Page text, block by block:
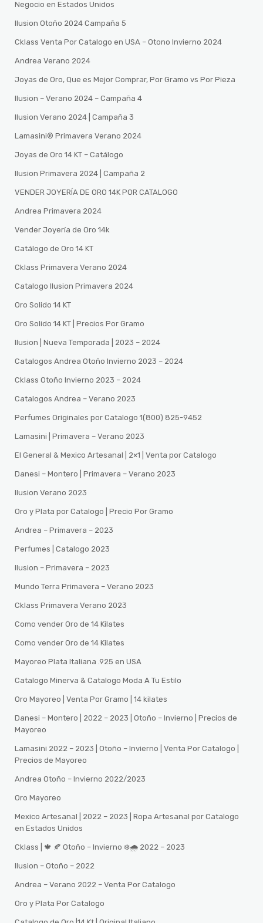
Negocio en Estados Unidos
Ilusion Otoño 2024 Campaña 5
Cklass Venta Por Catalogo en USA – Otono Invierno 2024
Andrea Verano 2024
Joyas de Oro, Que es Mejor Comprar, Por Gramo vs Por Pieza
Ilusion – Verano 2024 – Campaña 4
Ilusion Verano 2024 | Campaña 3
Lamasini®️ Primavera Verano 2024
Joyas de Oro 14 KT – Catálogo
Ilusion Primavera 2024 | Campaña 2
VENDER JOYERÍA DE ORO 14K POR CATALOGO
Andrea Primavera 2024
Vender Joyería de Oro 14k
Catálogo de Oro 14 KT
Cklass Primavera Verano 2024
Catalogo Ilusion Primavera 2024
Oro Solido 14 KT
Oro Solido 14 KT | Precios Por Gramo
Ilusion | Nueva Temporada | 2023 – 2024
Catalogos Andrea Otoño Invierno 2023 – 2024
Cklass Otoño Invierno 2023 – 2024
Catalogos Andrea – Verano 2023
Perfumes Originales por Catalogo 1(800) 825-9452
Lamasini | Primavera – Verano 2023
El General & Mexico Artesanal | 2×1 | Venta por Catalogo
Danesi – Montero | Primavera – Verano 2023
Ilusion Verano 2023
Oro y Plata por Catalogo | Precio Por Gramo
Andrea – Primavera – 2023
Perfumes | Catalogo 2023
Ilusion – Primavera – 2023
Mundo Terra Primavera – Verano 2023
Cklass Primavera Verano 2023
Como vender Oro de 14 Kilates
Como vender Oro de 14 Kilates
Mayoreo Plata Italiana .925 en USA
Catalogo Minerva & Catalogo Moda A Tu Estilo
Oro Mayoreo | Venta Por Gramo | 14 kilates
Danesi – Montero | 2022 – 2023 | Otoño – Invierno | Precios de
Mayoreo
Lamasini 2022 – 2023 | Otoño – Invierno | Venta Por Catalogo |
Precios de Mayoreo
Andrea Otoño – Invierno 2022/2023
Oro Mayoreo
Mexico Artesanal | 2022 – 2023 | Ropa Artesanal por Catalogo
en Estados Unidos
Cklass | 🍁 🍂 Otoño – Invierno ❄️🌧️ 2022 – 2023
Ilusion – Otoño – 2022
Andrea – Verano 2022 – Venta Por Catalogo
Oro y Plata Por Catalogo